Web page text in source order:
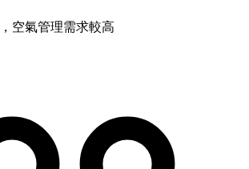
空氣管理需求較高